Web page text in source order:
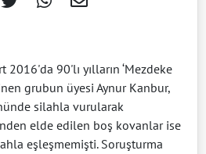
90'lı yılların ‘Mezdeke
grubun üyesi Aynur Kanbur,
silahla vurularak
elde edilen boş kovanlar ise
eşleşmemişti. Soruşturma